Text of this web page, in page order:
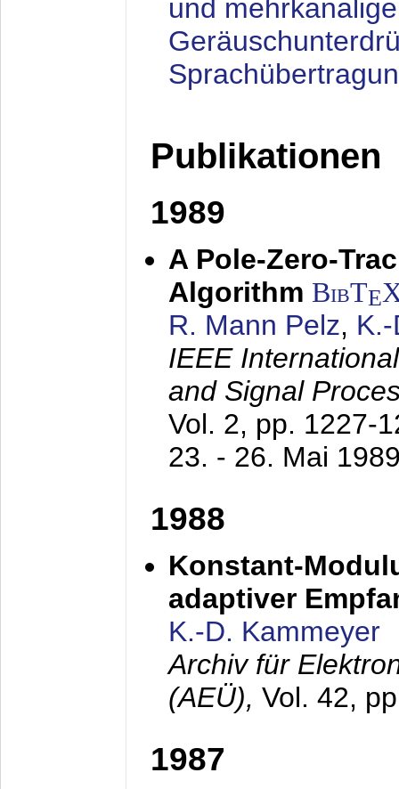
und
Publikationen
1989
A Pole-Zero-
Algorithm BibTE
R. Mann Pelz,
IEEE
and Signal
Vol. 2, pp. 1227-
23. - 26. Mai
1988
Konstant-
adaptiver
K.-D. Kammeyer
Archiv für
(AEÜ), Vol. 42,
1987